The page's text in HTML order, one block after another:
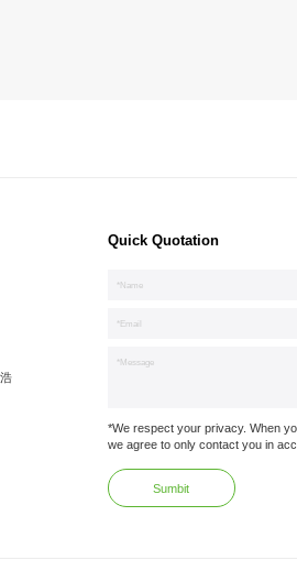
Quick Quotation
*We respect your privacy. When
we agree to only contact you in